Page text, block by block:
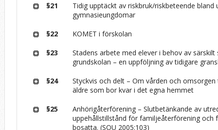
§21
Tidig upptäckt av riskbruk/riskbeteende bland
gymnasie­ungdomar
§22 KOMET i förskolan
§23
Stadens arbete med elever i behov av
grundskolan – en uppfölj­ning av tidigare
§24
Styckvis och delt – Om vården och
äldre som bor kvar i det egna hemmet
§25
Anhörigåterförening – Slutbetänkande av
uppehållstillstånd för familjeåterförening och
bosatta. (SOU 2005:103)